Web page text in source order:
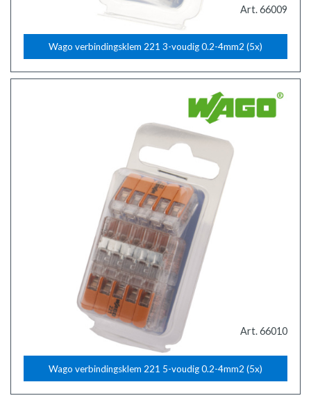
Art. 66009
Wago verbindingsklem 221 3-voudig 0.2-4mm2 (5x)
Art. 66010
Wago verbindingsklem 221 5-voudig 0.2-4mm2 (5x)